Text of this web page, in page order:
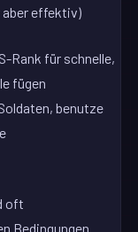
effektiv)
Rank für schnelle,
fügen
benutze
oft
Bedingungen